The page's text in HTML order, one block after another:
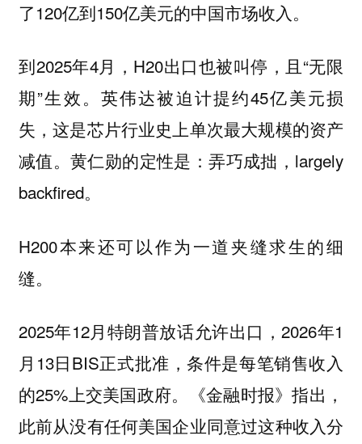
了120亿到150亿美元的中国市场收入。
到2025年4月，H20出口也被叫停，且“无限
期”生效。英伟达被迫计提约45亿美元损
失，这是芯片行业史上单次最大规模的资产
减值。黄仁勋的定性是：弄巧成拙，largely
backfired。
H200本来还可以作为一道夹缝求生的细
缝。
2025年12月特朗普放话允许出口，2026年1
月13日BIS正式批准，条件是每笔销售收入
的25%上交美国政府。《金融时报》指出，
此前从没有任何美国企业同意过这种收入分